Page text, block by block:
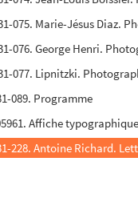
075. Marie-Jésus Diaz.
076. George Henri.
077. Lipnitzki.
089. Programme
Affiche
228. Antoine Richard.